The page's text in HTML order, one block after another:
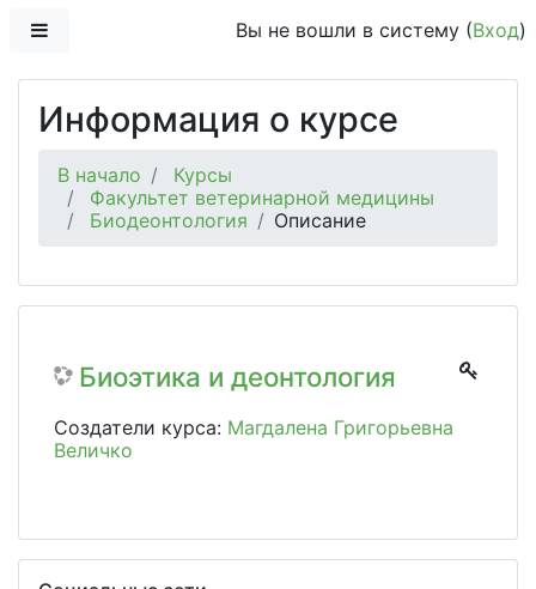
Вы не вошли в систему (Вход)
Информация о курсе
В начало
Курсы
Факультет ветеринарной медицины
Биодеонтология
Описание
Биоэтика и деонтология
Создатели курса: Магдалена Григорьевна
Величко
Пропустить Социальные сети